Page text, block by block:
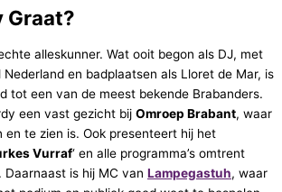
Graat?
alleskunner. Wat ooit begon als DJ, met
en badplaatsen als Lloret de Mar, is
tot een van de meest bekende Brabanders.
een vast gezicht bij Omroep Brabant, waar
en te zien is. Ook presenteert hij het
Vurraf‘ en alle programma’s omtrent
is hij MC van Lampegastuh, waar